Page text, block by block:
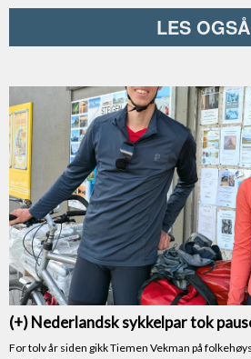
LES OGSÅ